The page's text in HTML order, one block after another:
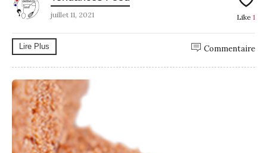
juillet 11, 2021 Like 1
Lire Plus Commentaire